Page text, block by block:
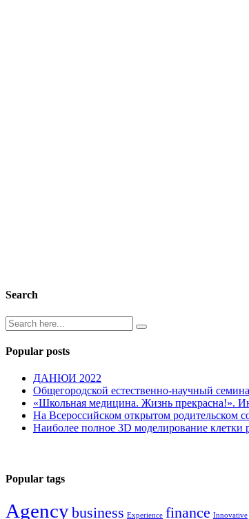
Search
Popular posts
ДАНЮИ 2022
Общегородской естественно-научный
«Школьная медицина. Жизнь прекрасна!».
На Всероссийском открытом родительском
Наиболее полное 3D моделирование клетки
Popular tags
Agencybusiness Experience finance Innovative